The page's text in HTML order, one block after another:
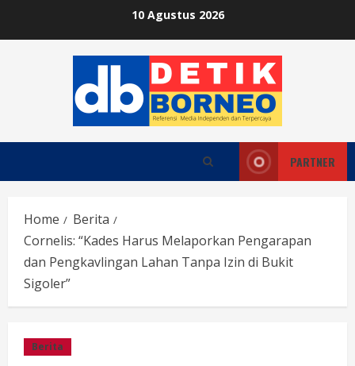
10 Agustus 2026
PARTNER
Home
Berita
Cornelis: “Kades Harus Melaporkan Pengarapan
dan Pengkavlingan Lahan Tanpa Izin di Bukit
Sigoler”
Berita